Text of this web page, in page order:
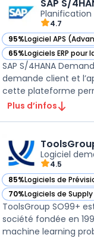
SAP S/
Planification
4.7
95%Logiciel APS
— voir SAP S/4HANA
65%Logiciels ERP
— voir SAP S/4HANA
SAP S/4HANA
demande client et
Plus d’infos
Logiciel
4.5
85%Logiciels de
— voir ToolsGroup
70%Logiciels de
— voir ToolsGroup
ToolsGroup SO99+
société fondée en
machine learning